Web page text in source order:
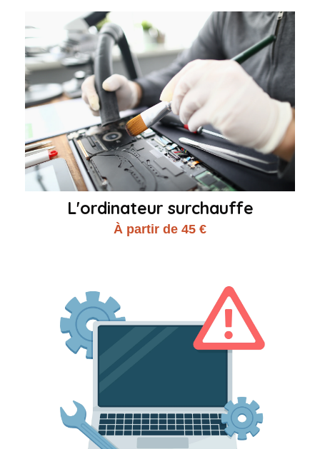
L'ordinateur surchauffe
À partir de 45 €